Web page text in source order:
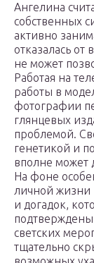
Ангелина
собственных
активно
отказалась от
не может
Работая на
работы в
фотографии
глянцевых
проблемой.
генетикой и
вполне может
На фоне
личной жизни
и догадок,
светских
тщательно